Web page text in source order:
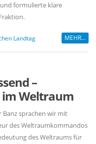
formulierte klare
Landtag MEHR...
–
im Weltraum
Banz sprachen wir mit
des Weltraumkommandos
des Weltraums für